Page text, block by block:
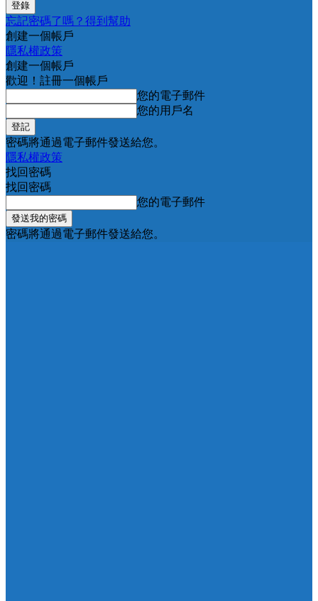
忘記密碼了嗎？得到幫助
創建一個帳戶
隱私權政策
創建一個帳戶
歡迎！註冊一個帳戶
您的電子郵件
您的用戶名
密碼將通過電子郵件發送給您。
隱私權政策
找回密碼
找回密碼
您的電子郵件
密碼將通過電子郵件發送給您。